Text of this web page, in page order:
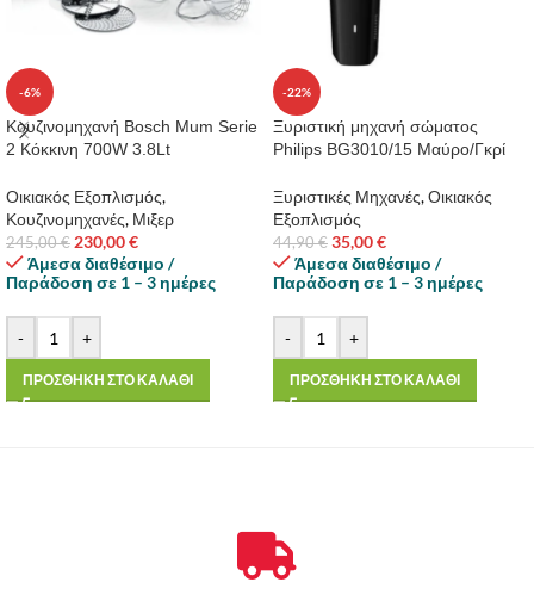
-6%
Κουζινομηχανή Βosch Mum Serie
2 Κόκκινη 700W 3.8Lt
Οικιακός Εξοπλισμός,
Κουζινομηχανές, Μιξερ
245,00€ 230,00€
Άμεσα διαθέσιμο /
Παράδοση σε 1 – 3 ημέρες
- +
ΠΡΟΣΘΗΚΗ ΣΤΟ ΚΑΛΑΘΙ
-22%
Ξυριστική μηχανή σώματος
Philips BG3010/15 Μαύρο/Γκρί
Ξυριστικές Μηχανές,Οικιακός
Εξοπλισμός
44,90€ 35,00€
Άμεσα διαθέσιμο /
Παράδοση σε 1 – 3 ημέρες
- +
ΠΡΟΣΘΗΚΗ ΣΤΟ ΚΑΛΑΘΙ